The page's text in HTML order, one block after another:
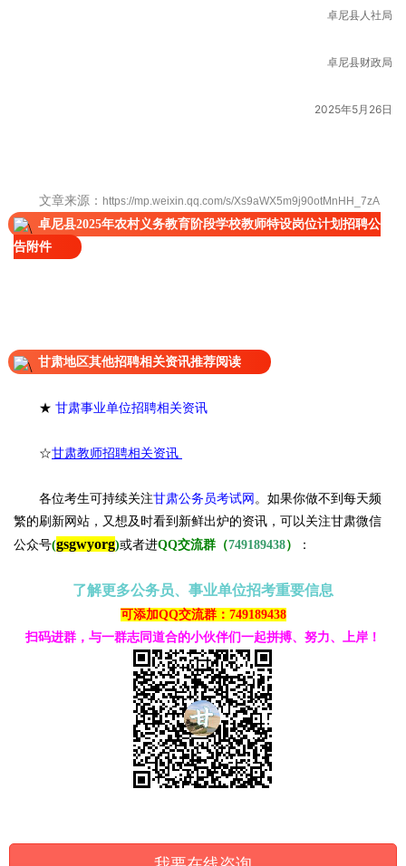
卓尼县人社局
卓尼县财政局
2025年5月26日
文章来源： https://mp.weixin.qq.com/s/Xs9aWX5m9j90otMnHH_7zA
卓尼县2025年农村义务教育阶段学校教师特设岗位计划招聘公
告附件
甘肃地区其他招聘相关资讯推荐阅读
★ 甘肃事业单位招聘相关资讯
☆甘肃教师招聘相关资讯
各位考生可持续关注甘肃公务员考试网 。 如果你做不到每天频
繁的刷新网站，又想及时看到新鲜出炉的资讯，可以关注甘肃微信
公众号(gsgwyorg)或者进QQ交流群（749189438） ：
了解更多公务员、事业单位招考重要信息
可添加QQ交流群：749189438
扫码进群，与一群志同道合的小伙伴们一起拼搏、努力、上岸！